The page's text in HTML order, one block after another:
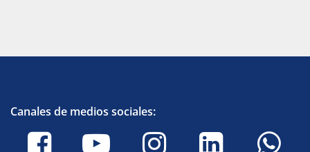
Canales de medios sociales: